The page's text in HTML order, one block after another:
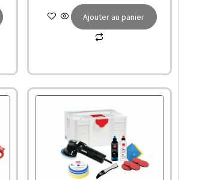
Ajouter au panier